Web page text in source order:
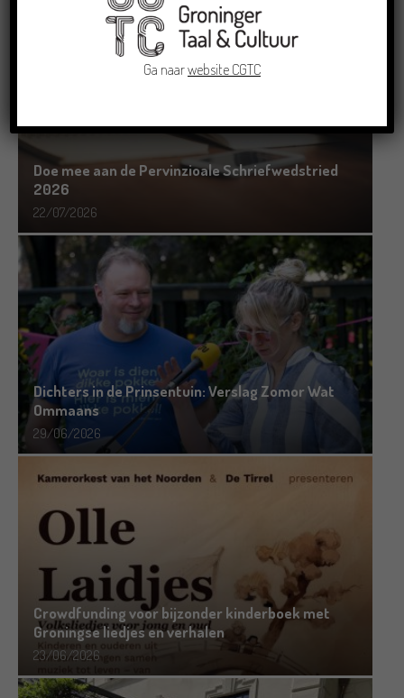
Doe mee aan de Pervinzioale Schriefwedstried
2026
22/07/2026
Dichters in de Prinsentuin: Verslag Zomor Wat
Ommaans
29/06/2026
Crowdfunding voor bijzonder kinderboek met
Groningse liedjes en verhalen
23/06/2026
Ga naarwebsite CGTC